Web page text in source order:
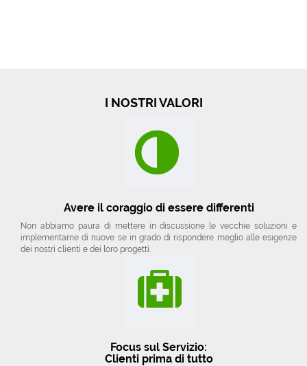
I NOSTRI VALORI
Avere il coraggio di essere differenti
Non abbiamo paura di mettere in discussione le vecchie soluzioni e
implementarne di nuove se in grado di rispondere meglio alle esigenze
dei nostri clienti e dei loro progetti.
Focus sul Servizio:
Clienti prima di tutto